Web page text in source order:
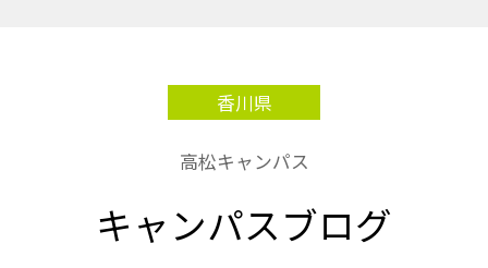
香川県
高松キャンパス
キャンパスブログ